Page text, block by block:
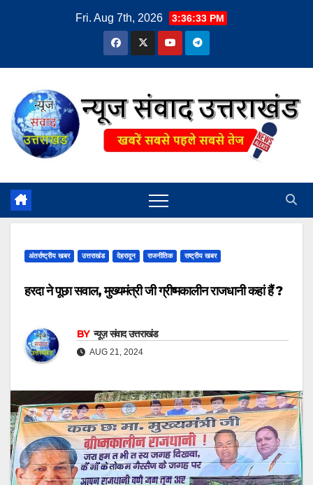
Fri. Aug 7th, 2026 3:36:34 PM
अंतर्राष्ट्रीय खबर उत्तराखंड देहरादून राजनीतिक राष्ट्रीय खबर
हरदा ने पूछा सवाल, मुख्यमंत्री जी ग्रीष्मकालीन राजधानी कहां हैं ?
BY न्यूज़ संवाद उत्तराखंड
AUG 21, 2024